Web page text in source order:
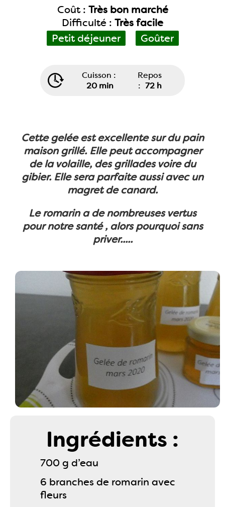
Coût : Très bon marché
Difficulté : Très facile
Petit déjeuner
Goûter
Cuisson :
20 min
Repos
: 72 h
Cette gelée est excellente sur du pain
maison grillé. Elle peut accompagner
de la volaille, des grillades voire du
gibier. Elle sera parfaite aussi avec un
magret de canard.
Le romarin a de nombreuses vertus
pour notre santé , alors pourquoi sans
priver.....
Ingrédients :
700 g d’eau
6 branches de romarin avec
fleurs